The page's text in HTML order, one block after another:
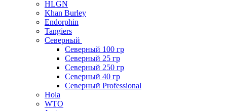
HLGN
Khan Burley
Endorphin
Tangiers
Северный
Северный 100 гр
Северный 25 гр
Северный 250 гр
Северный 40 гр
Северный Professional
Hola
WTO